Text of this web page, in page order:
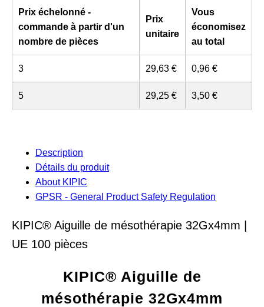
Prix échelonné -
commande à partir d'un
nombre de pièces
Prix
unitaire
Vous
économisez
au total
3 29,63 € 0,96 €
5 29,25 € 3,50 €
Description
Détails du produit
About KIPIC
GPSR - General Product Safety Regulation
KIPIC® Aiguille de mésothérapie 32Gx4mm |
UE 100 pièces
KIPIC® Aiguille de
mésothérapie 32Gx4mm